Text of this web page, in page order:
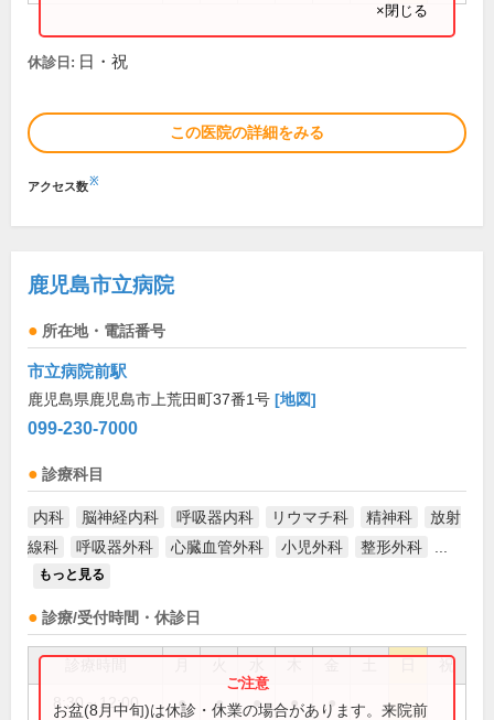
×閉じる
休診日: 日・祝
この医院の詳細をみる
アクセス数※
鹿児島市立病院
所在地・電話番号
市立病院前駅
鹿児島県鹿児島市上荒田町37番1号 [地図]
099-230-7000
診療科目
内科 脳神経内科 呼吸器内科 リウマチ科 精神科
放射
線科
呼吸器外科 心臓血管外科 小児外科 整形外科
もっと見る
診療/受付時間・休診日
祝
8:30～12:00 ● ● ● ● ●
お盆(8月中旬)は休診・休業の場合があります。来院前